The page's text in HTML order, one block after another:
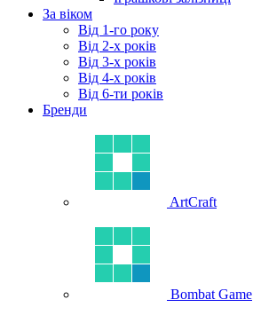
За віком
Від 1-го року
Від 2-х років
Від 3-х років
Від 4-х років
Від 6-ти років
Бренди
ArtCraft
Bombat Game